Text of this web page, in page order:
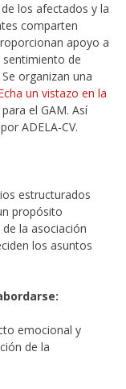
los afectados y la
comparten
apoyo a
de
organizan una
un vistazo en la
el GAM. Así
ADELA-CV.
estructurados
propósito
la asociación
los asuntos
emocional y
de la